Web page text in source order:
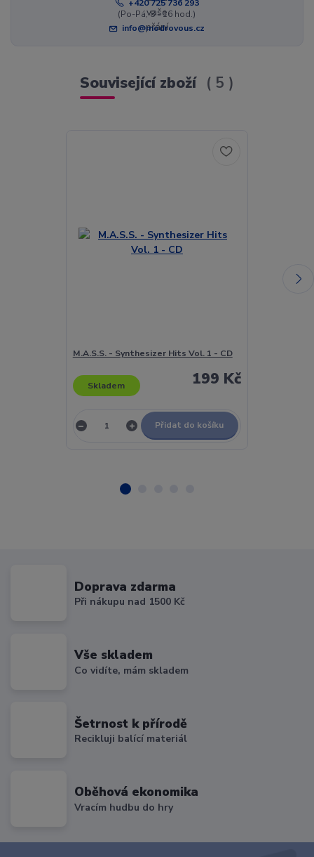
+420 725 736 293
(Po-Pá, 8 - 16 hod.)
info@modrovous.cz
Související zboží 5
M.A.S.S. - Synthesizer Hits Vol. 1 - CD
199 Kč
Skladem
Přidat do košíku
Doprava zdarma
Při nákupu nad 1500 Kč
Vše skladem
Co vidíte, mám skladem
Šetrnost k přírodě
Recikluji balící materiál
Oběhová ekonomika
Vracím hudbu do hry